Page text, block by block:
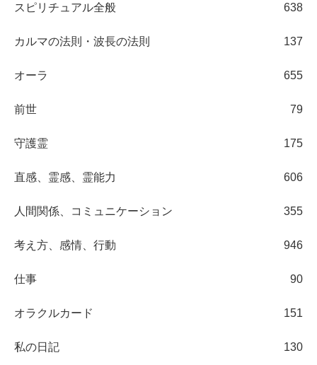
スピリチュアル全般 638
カルマの法則・波長の法則 137
オーラ 655
前世 79
守護霊 175
直感、霊感、霊能力 606
人間関係、コミュニケーション 355
考え方、感情、行動 946
仕事 90
オラクルカード 151
私の日記 130